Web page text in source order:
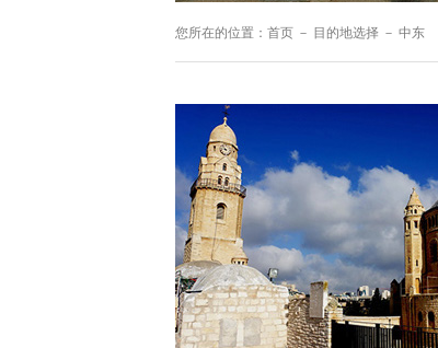
您所在的位置： 首页 － 目的地选择 － 中东